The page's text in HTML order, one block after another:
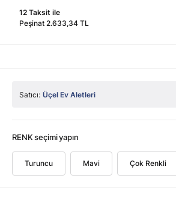
12 Taksit ile
Peşinat 2.633,34 TL
Satıcı: Üçel Ev Aletleri
RENK seçimi yapın
Turuncu Mavi Çok Renkli